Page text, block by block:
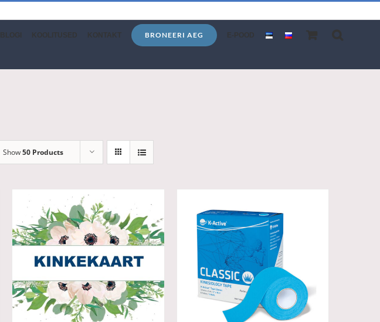
BLOGI KOOLITUSED KONTAKT BRONEERI AEG E-POOD
Show50 Products